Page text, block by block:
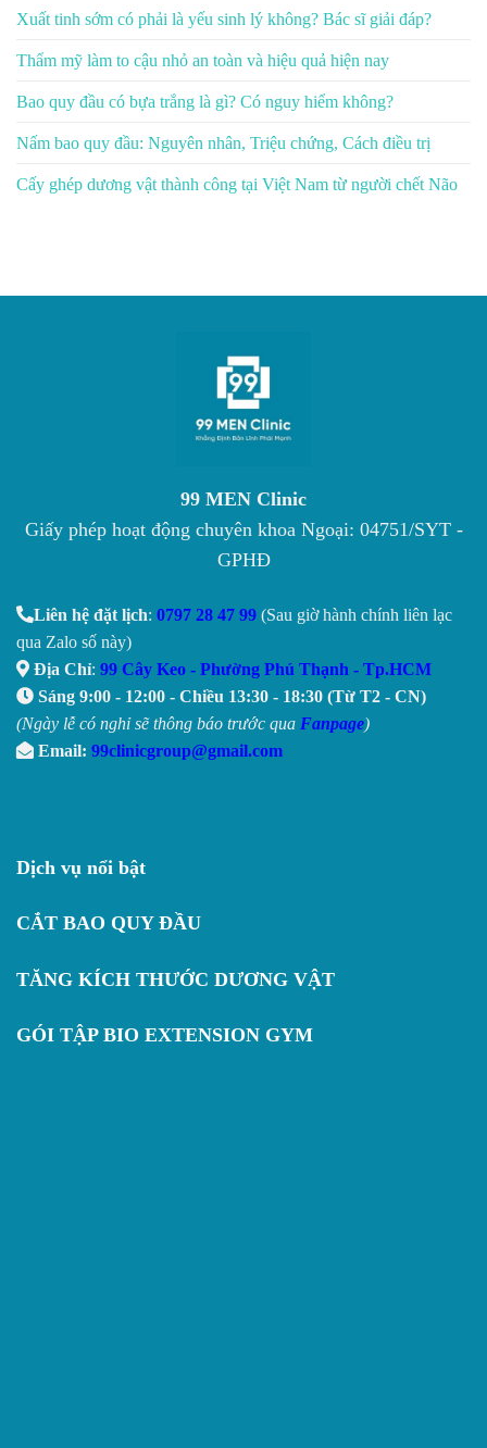
Xuất tinh sớm có phải là yếu sinh lý không? Bác sĩ giải đáp?
Thẩm mỹ làm to cậu nhỏ an toàn và hiệu quả hiện nay
Bao quy đầu có bựa trắng là gì? Có nguy hiểm không?
Nấm bao quy đầu: Nguyên nhân, Triệu chứng, Cách điều trị
Cấy ghép dương vật thành công tại Việt Nam từ người chết Não
99 MEN Clinic
Giấy phép hoạt động chuyên khoa Ngoại: 04751/SYT -
GPHĐ
Liên hệ đặt lịch: 0797 28 47 99 (Sau giờ hành chính liên lạc
qua Zalo số này)
Địa Chỉ: 99 Cây Keo - Phường Phú Thạnh - Tp.HCM
Sáng 9:00 - 12:00 - Chiều 13:30 - 18:30 (Từ T2 - CN)
(Ngày lễ có nghỉ sẽ thông báo trước qua Fanpage)
Email: 99clinicgroup@gmail.com
Dịch vụ nổi bật
CẮT BAO QUY ĐẦU
TĂNG KÍCH THƯỚC DƯƠNG VẬT
GÓI TẬP BIO EXTENSION GYM